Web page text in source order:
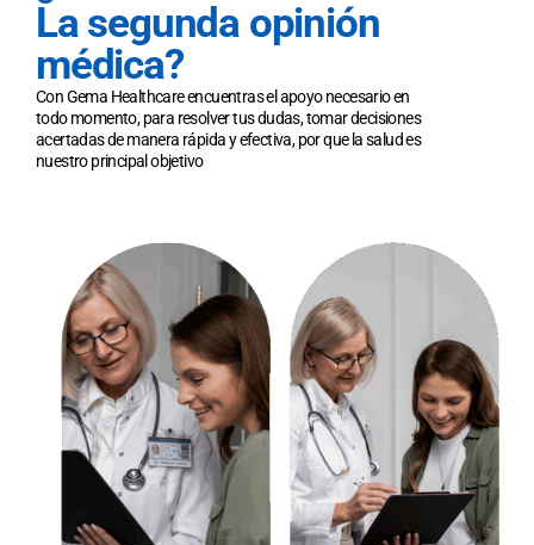
La segunda opinión
médica?
Con Gema Healthcare encuentras el apoyo necesario en
todo momento, para resolver tus dudas, tomar decisiones
acertadas de manera rápida y efectiva, por que la salud es
nuestro principal objetivo